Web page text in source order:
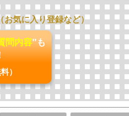
お気に入り登録など）
問内容"も
）